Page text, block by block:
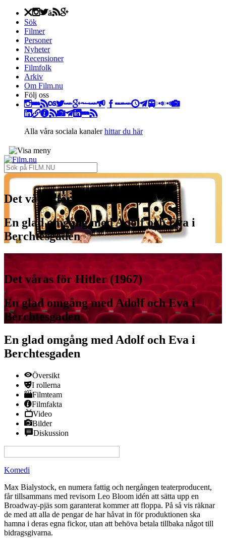
Stäng
Sök
Filmer
Personer
Nyheter
Recensioner
Filmfolk
Arkiv
Om Film.nu
Följ oss
Instagram
Facebook
LinkedIn
Alla våra sociala kanalerhittar du här
Det våras för Hitler (1967)
En glad omgång med Adolf och Eva i
Berchtesgaden
Det våras för Hitler (1967)
En glad omgång med Adolf och Eva i
Berchtesgaden
En glad omgång med Adolf och Eva i
Berchtesgaden
Översikt
I rollerna
Filmteam
Filmfakta
Video
Bilder
Diskussion
Komedi
Max Bialystock, en numera fattig och nergången teaterproducent,
får tillsammans med revisorn Leo Bloom idén att sätta upp en
Broadway-pjäs som garanterat kommer att floppa. På så vis räknar
de med att alla de pengar de har håvat in för produktionen ska
hamna i deras egna fickor, utan att behöva betala tillbaka något till
bidragsgivarna.